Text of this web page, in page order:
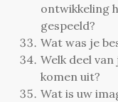
ontwikkeling
gespeeld?
Wat was je
Welk deel
komen uit?
Wat is uw